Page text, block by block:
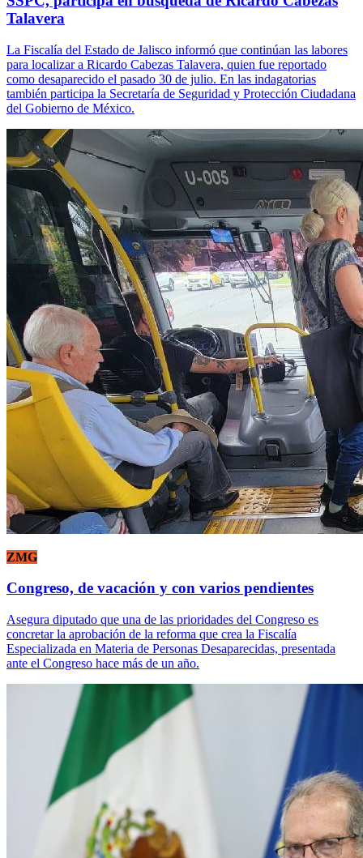
Talavera
La Fiscalía del Estado de Jalisco informó que continúan las labores
para localizar a Ricardo Cabezas Talavera, quien fue reportado
como desaparecido el pasado 30 de julio. En las indagatorias
también participa la Secretaría de Seguridad y Protección Ciudadana
del Gobierno de México.
ZMG
Congreso, de vacación y con varios pendientes
Asegura diputado que una de las prioridades del Congreso es
concretar la aprobación de la reforma que crea la Fiscalía
Especializada en Materia de Personas Desaparecidas, presentada
ante el Congreso hace más de un año.